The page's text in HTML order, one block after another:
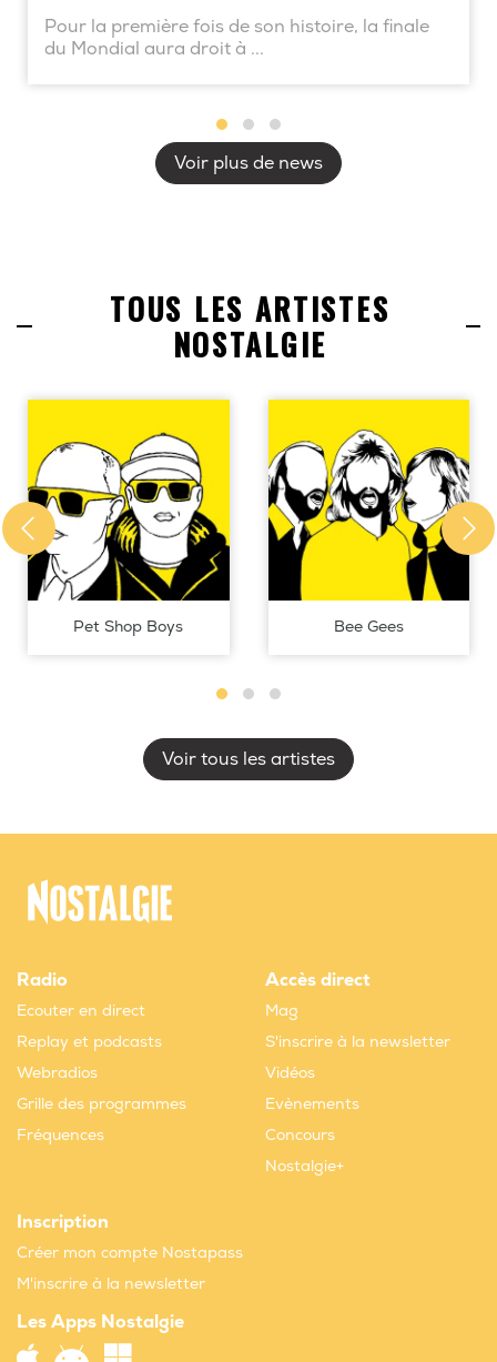
Pour la première fois de son histoire, la finale
du Mondial aura droit à ...
Voir plus de news
TOUS LES ARTISTES
NOSTALGIE
Pet Shop Boys Bee Gees
Voir tous les artistes
Radio
Ecouter en direct
Replay et podcasts
Webradios
Grille des programmes
Fréquences
Accès direct
Mag
S'inscrire à la newsletter
Vidéos
Evènements
Concours
Nostalgie+
Inscription
Créer mon compte Nostapass
M'inscrire à la newsletter
Les Apps Nostalgie